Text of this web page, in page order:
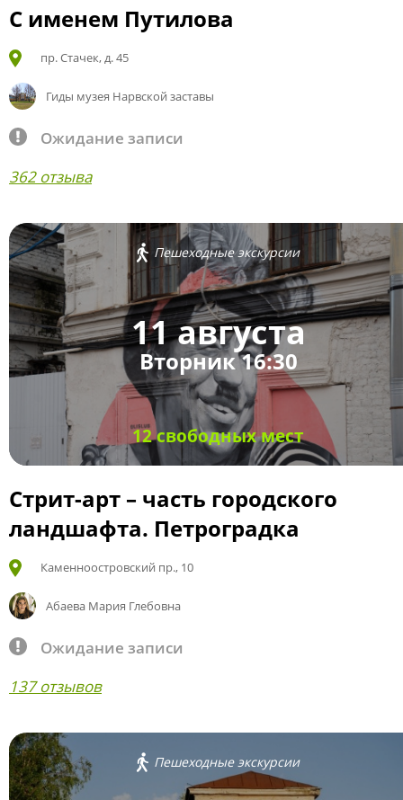
С именем Путилова
пр. Стачек, д. 45
Гиды музея Нарвской заставы
Ожидание записи
362 отзыва
Пешеходные экскурсии
11 августа
Вторник 16:30
12 свободных мест
Стрит-арт – часть городского
ландшафта. Петроградка
Каменноостровский пр., 10
Абаева Мария Глебовна
Ожидание записи
137 отзывов
Пешеходные экскурсии